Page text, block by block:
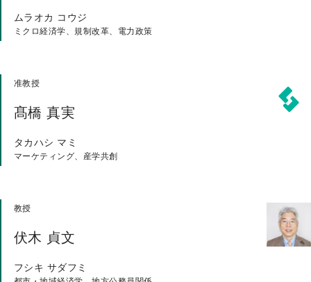
ムラオカ コウジ
ミクロ経済学、規制改革、電力政策
准教授
髙橋 真実
タカハシ マミ
マーケティング、産学共創
教授
伏木 貞文
フシキ サダフミ